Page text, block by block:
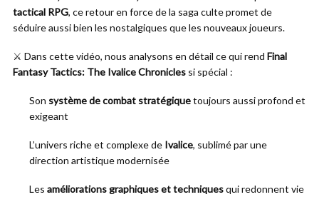
tactical RPG, ce retour en force de la saga culte promet de
séduire aussi bien les nostalgiques que les nouveaux joueurs.
⚔️ Dans cette vidéo, nous analysons en détail ce qui rend Final
Fantasy Tactics: The Ivalice Chronicles si spécial :
Son système de combat stratégiquetoujours aussi profond et
exigeant
L’univers riche et complexe de Ivalice, sublimé par une
direction artistique modernisée
Les améliorations graphiques et techniquesqui redonnent vie